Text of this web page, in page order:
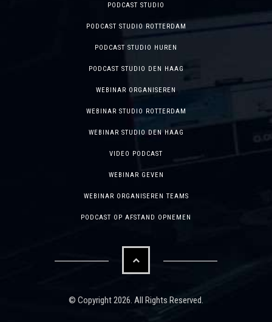
PODCAST STUDIO
PODCAST STUDIO ROTTERDAM
PODCAST STUDIO HUREN
PODCAST STUDIO DEN HAAG
WEBINAR ORGANISEREN
WEBINAR STUDIO ROTTERDAM
WEBINAR STUDIO DEN HAAG
VIDEO PODCAST
WEBINAR GEVEN
WEBINAR ORGANISEREN TEAMS
PODCAST OP AFSTAND OPNEMEN
© Copyright2026. All Rights Reserved.